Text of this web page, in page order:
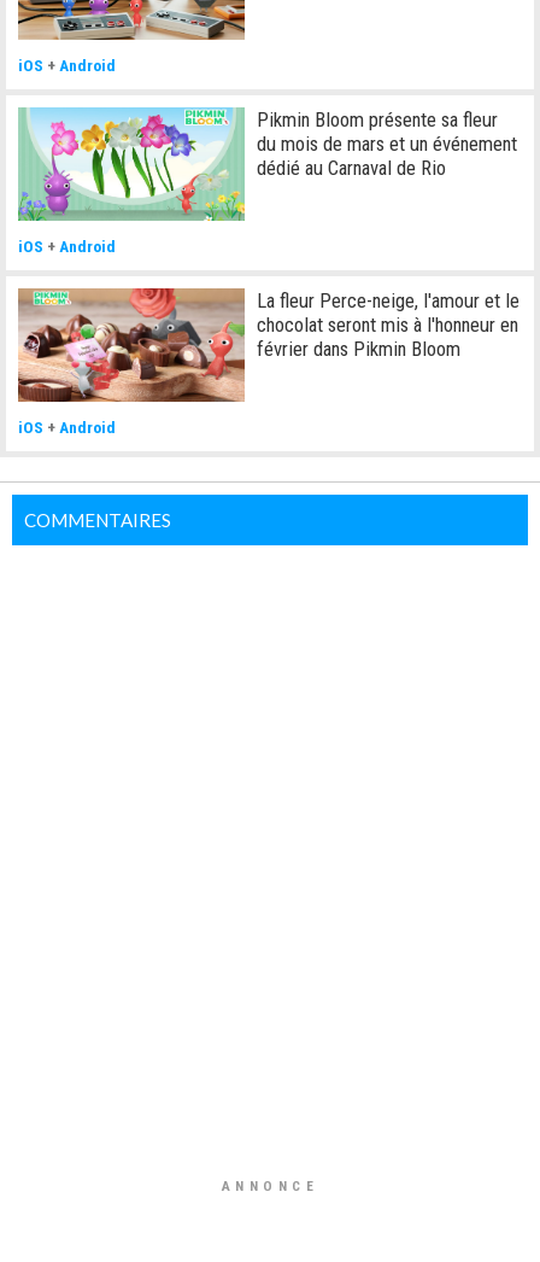
iOS + Android
Pikmin Bloom présente sa fleur
du mois de mars et un événement
dédié au Carnaval de Rio
iOS + Android
La fleur Perce-neige, l'amour et le
chocolat seront mis à l'honneur en
février dans Pikmin Bloom
iOS +Android
COMMENTAIRES
ANNONCE